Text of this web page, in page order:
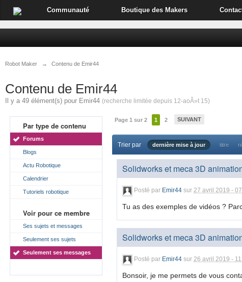
Communauté Boutique des Makers
Robot Maker → Contenu de Emir44
Contenu de Emir44
Il y a 49 élément(s) pour Emir44 (recherche limitée depuis 12-aoÃ»t 15)
Par type de contenu
Forums
Blogs
Actu Robotique
Calendrier
Tutoriels robotique
Voir pour ce membre
Ses sujets et messages
Seulement ses sujets
Seulement ses messages
Page 1 sur 2 1 2 SUIVANT
Trier par dernière mise à jour titre
Solidworks et meca 3D
Posté par Emir44 sur 27 avril 2019 -
Tu as des exemples de vidéos ?
Solidworks et meca 3D
Posté par Emir44 sur 26 avril 2019 -
Bonsoir, je me permets de vous